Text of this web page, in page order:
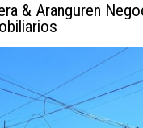
& Aranguren